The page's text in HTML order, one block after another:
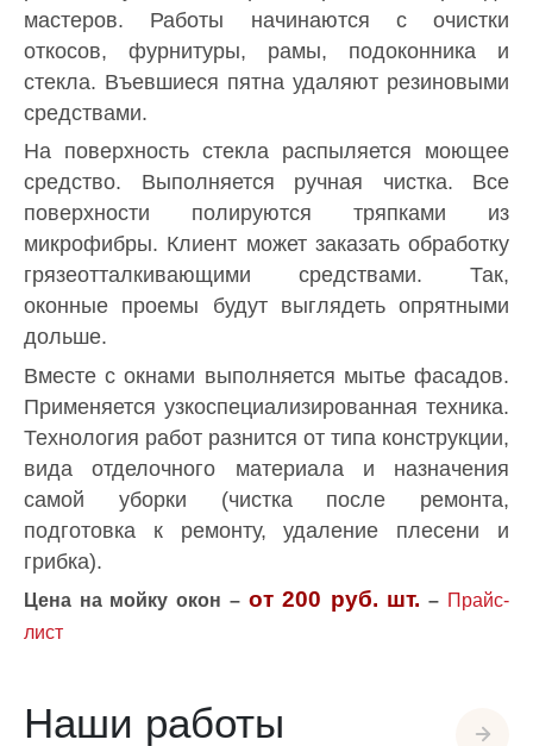
мастеров. Работы начинаются с очистки
откосов, фурнитуры, рамы, подоконника и
стекла. Въевшиеся пятна удаляют резиновыми
средствами.
На поверхность стекла распыляется моющее
средство. Выполняется ручная чистка. Все
поверхности полируются тряпками из
микрофибры. Клиент может заказать обработку
грязеотталкивающими средствами. Так,
оконные проемы будут выглядеть опрятными
дольше.
Вместе с окнами выполняется мытье фасадов.
Применяется узкоспециализированная техника.
Технология работ разнится от типа конструкции,
вида отделочного материала и назначения
самой уборки (чистка после ремонта,
подготовка к ремонту, удаление плесени и
грибка).
Цена на мойку окон – от 200 руб. шт.– Прайс-
лист
Наши работы